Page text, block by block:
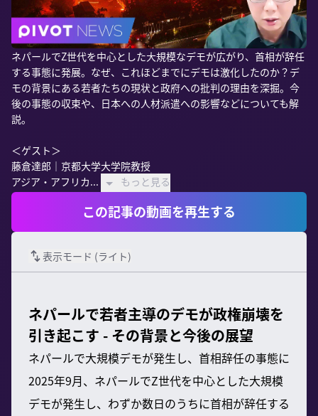
ネパールでZ世代を中心とした大規模なデモが広がり、首相が辞任
する事態に発展。なぜ、これほどまでにデモは激化したのか？デ
モの背景にある若者たちの現状と政府への批判の理由を深掘。今
後の事態の収束や、日本への人材派遣への影響などについても解
説。
＜ゲスト＞
藤倉達郎｜京都大学大学院教授
アジア・アフリカ...
もっと見る
この記事の動画を再生する
表示モード (ライト)
ネパールで若者主導のデモが政権崩壊を
引き起こす - その背景と今後の展望
ネパールで大規模デモが発生し、首相辞任の事態に
2025年9月、ネパールでZ世代を中心とした大規模
デモが発生し、わずか数日のうちに首相が辞任する